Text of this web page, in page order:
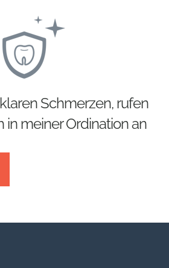
Schmerzen, rufen
in meiner Ordination an